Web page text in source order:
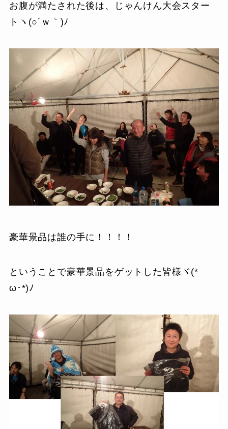
お腹が満たされた後は、じゃんけん大会スター
トヽ(○´ｗ｀)ﾉ
豪華景品は誰の手に！！！！
ということで豪華景品をゲットした皆様ヾ(*ゝ
ω･*)ﾉ